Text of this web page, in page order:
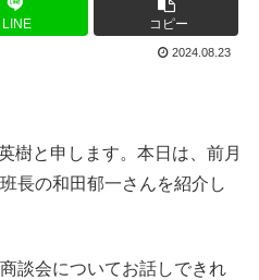
LINE コピー
2024.08.23
樹と申します。本日は、前月
長の和田郁一さんを紹介し
談会についてお話しできれ